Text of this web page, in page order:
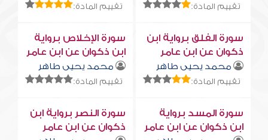
تقييم المادة: تقييم المادة:
سورة الفلق برواية ابن
ذكوان عن ابن عامر
محمد يحيى طاهر
تقييم المادة:
سورة الإخلاص برواية
ابن ذكوان عن ابن عامر
محمد يحيى طاهر
تقييم المادة:
سورة المسد برواية
ابن ذكوان عن ابن عامر
سورة النصر برواية ابن
ذكوان عن ابن عامر